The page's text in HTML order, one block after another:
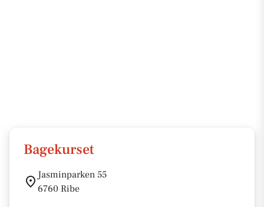
Bagekurset
Jasminparken 55
6760 Ribe